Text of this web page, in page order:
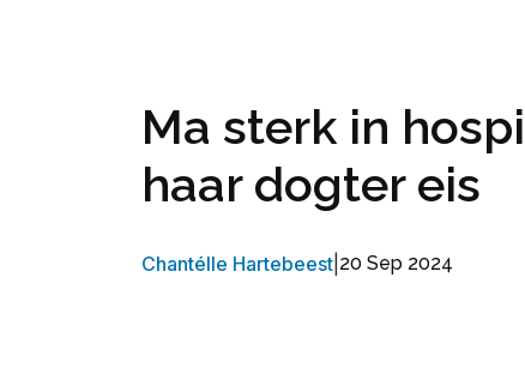
Ma sterk in
haar dogter eis
Chantélle Hartebeest 20 Sep 2024